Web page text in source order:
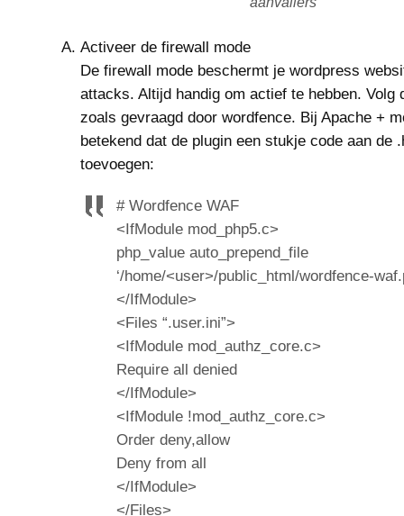
Activeer de firewall mode
De firewall mode beschermt je wordpress
attacks. Altijd handig om actief te hebben. Volg
zoals gevraagd door wordfence. Bij Apache +
betekend dat de plugin een stukje code aan de
toevoegen:
# Wordfence WAF
<IfModule mod_php5.c>
php_value auto_prepend_file
‘/home/<user>/public_html/wordfence-
</IfModule>
<Files “.user.ini”>
<IfModule mod_authz_core.c>
Require all denied
</IfModule>
<IfModule !mod_authz_core.c>
Order deny,allow
Deny from all
</IfModule>
</Files>